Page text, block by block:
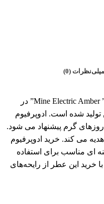
نظرات (0)
ادوپرفیوم ماین الکتریک امبر مردانه” Mine Electric Amber” در
تولید شده است. ادوپرفیوم
روزهای گرم پیشنهاد می شود.
می کند. خرید ادوپرفیوم
ای مناسب برای استفاده
خرید این عطر از رایحه‌های